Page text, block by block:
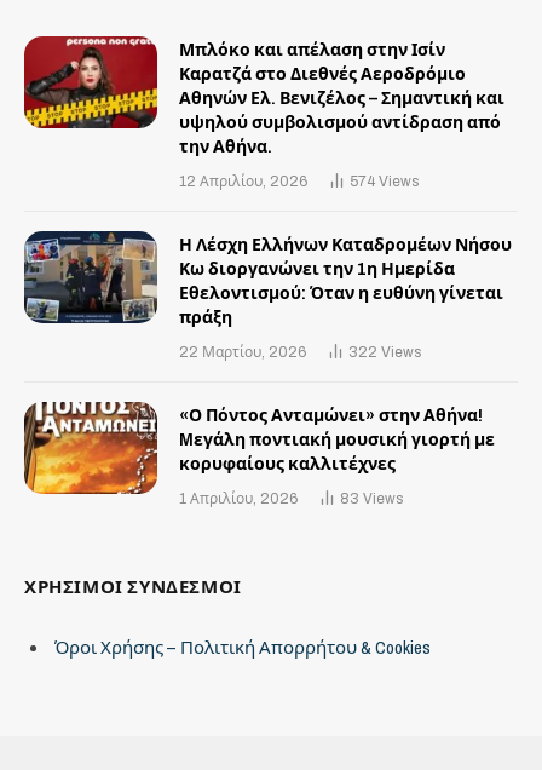
Μπλόκο και απέλαση στην Ισίν
Καρατζά στο Διεθνές Αεροδρόμιο
Αθηνών Ελ. Βενιζέλος – Σημαντική και
υψηλού συμβολισμού αντίδραση από
την Αθήνα.
12 Απριλίου, 2026 574 Views
Η Λέσχη Ελλήνων Καταδρομέων Νήσου
Κω διοργανώνει την 1η Ημερίδα
Εθελοντισμού: Όταν η ευθύνη γίνεται
πράξη
22 Μαρτίου, 2026 322 Views
«Ο Πόντος Ανταμώνει» στην Αθήνα!
Mεγάλη ποντιακή μουσική γιορτή με
κορυφαίους καλλιτέχνες
1 Απριλίου, 2026 83 Views
ΧΡΗΣΙΜΟΙ ΣΥΝΔΕΣΜΟΙ
Όροι Χρήσης – Πολιτική Απορρήτου & Cookies